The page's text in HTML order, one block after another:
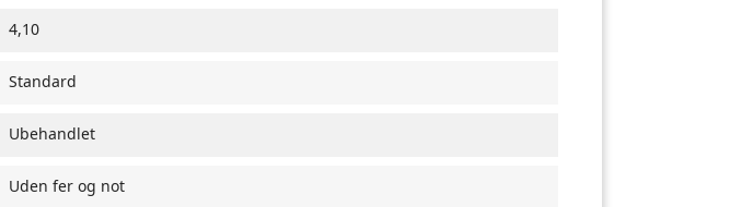
4,10
Standard
Ubehandlet
Uden fer og not